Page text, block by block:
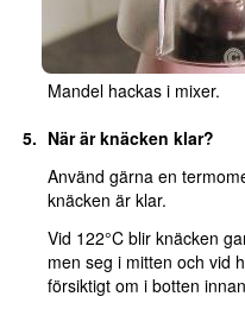
Mandel hackas i mixer.
När är knäcken klar?
Använd gärna en
knäcken är klar.
Vid 122°C blir knäcken
men seg i mitten och vid
försiktigt om i botten